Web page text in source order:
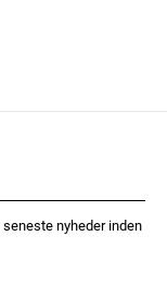
nyheder inden